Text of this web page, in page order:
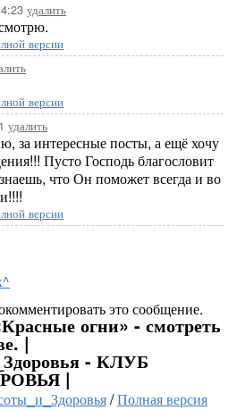
удалить
версии
версии
удалить
за интересные посты, а ещё хочу
Пусто Господь благословит
что Он поможет всегда и во
версии
это сообщение.
огни» - смотреть
|
- КЛУБ
|
/Полная версия